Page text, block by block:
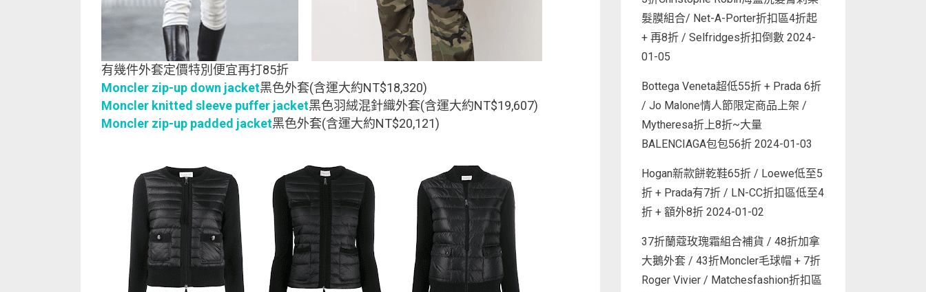
有幾件外套定價特別便宜再打85折
Moncler zip-up down jacket黑色外套(含運大約NT$18,320)
Moncler knitted sleeve puffer jacket黑色羽絨混針織外套(含運大約NT$19,607)
Moncler zip-up padded jacket黑色外套(含運大約NT$20,121)
髮膜組合/ Net-A-Porter折扣區4折起
+ 再8折 / Selfridges折扣倒數 2024-
01-05
Bottega Veneta超低55折 + Prada 6折
/ Jo Malone情人節限定商品上架 /
Mytheresa折上8折~大量
BALENCIAGA包包56折 2024-01-03
Hogan新款餅乾鞋65折 / Loewe低至5
折 + Prada有7折 / LN-CC折扣區低至4
折 + 額外8折 2024-01-02
37折蘭蔻玫瑰霜組合補貨 / 48折加拿
大鵝外套 / 43折Moncler毛球帽 + 7折
Roger Vivier / Matchesfashion折扣區